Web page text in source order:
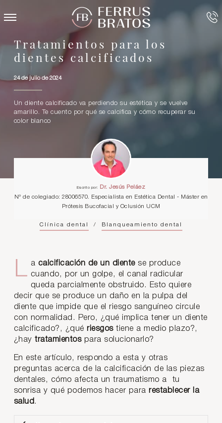
Tratamientos para los
dientes calcificados
24 de julio de 2024
Un diente calcificado va perdiendo su estética y se vuelve
amarillo. Te cuento por qué se calcifica y cómo recuperar su
color blanco
Escrito por:
Dr. Jesús Peláez
Nº de colegiado: 28006570. Especialista en Estética Dental - Máster en
Prótesis Bucofacial y Oclusión UCM
Clínica dental / Blanqueamiento dental
La calcificación de un dientese produce
cuando, por un golpe, el canal radicular
queda parcialmente obstruido. Esto quiere
decir que se produce un daño en la pulpa del
diente que impide que el riesgo sanguíneo circule
con normalidad. Pero, ¿qué implica tener un diente
calcificado?, ¿qué riesgostiene a medio plazo?,
¿haytratamientospara solucionarlo?
En este artículo, respondo a esta y otras
preguntas acerca de la calcificación de las piezas
dentales, cómo afecta un traumatismo a tu
sonrisa y qué podemos hacer para restablecer la
salud .